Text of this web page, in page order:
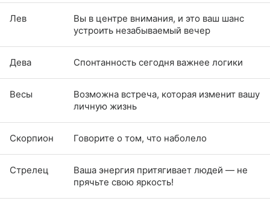
Лев
Вы в центре внимания, и это ваш шанс
устроить незабываемый вечер
Дева Спонтанность сегодня важнее логики
Весы
Возможна встреча, которая изменит вашу
личную жизнь
Скорпион Говорите о том, что наболело
Стрелец
Ваша энергия притягивает людей — не
прячьте свою яркость!